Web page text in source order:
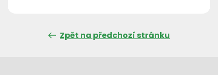
Zpět na předchozí stránku